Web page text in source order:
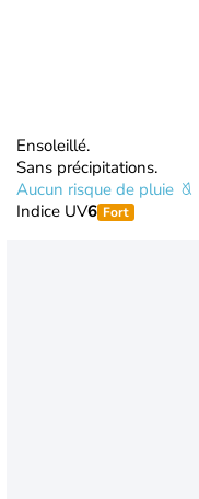
Ensoleillé.
Sans précipitations.
Aucun risque de pluie
Indice UV6 Fort